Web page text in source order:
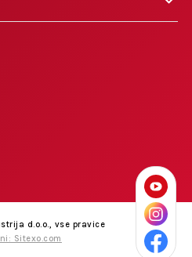
d.o.o., vse pravice
Sitexo.com